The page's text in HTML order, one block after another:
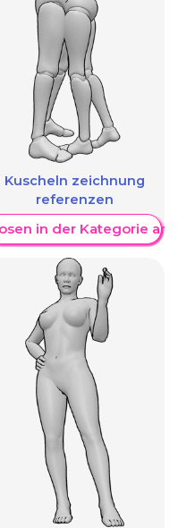
Kuscheln zeichnung
referenzen
in der Kategorie